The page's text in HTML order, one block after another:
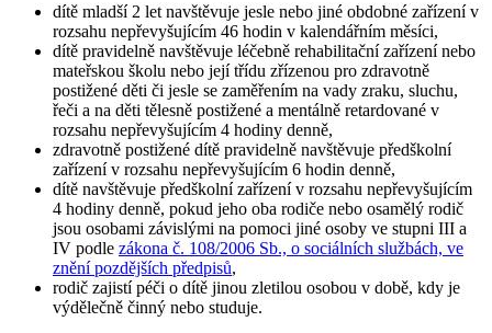
dítě mladší 2 let navštěvuje jesle nebo jiné obdobné zařízení v
rozsahu nepřevyšujícím 46 hodin v kalendářním měsíci,
dítě pravidelně navštěvuje léčebně rehabilitační zařízení nebo
mateřskou školu nebo její třídu zřízenou pro zdravotně
postižené děti či jesle se zaměřením na vady zraku, sluchu,
řeči a na děti tělesně postižené a mentálně retardované v
rozsahu nepřevyšujícím 4 hodiny denně,
zdravotně postižené dítě pravidelně navštěvuje předškolní
zařízení v rozsahu nepřevyšujícím 6 hodin denně,
dítě navštěvuje předškolní zařízení v rozsahu nepřevyšujícím
4 hodiny denně, pokud jeho oba rodiče nebo osamělý rodič
jsou osobami závislými na pomoci jiné osoby ve stupni III a
IV podle zákona č. 108/2006 Sb., o sociálních službách, ve
znění pozdějších předpisů,
rodič zajistí péči o dítě jinou zletilou osobou v době, kdy je
výdělečně činný nebo studuje.